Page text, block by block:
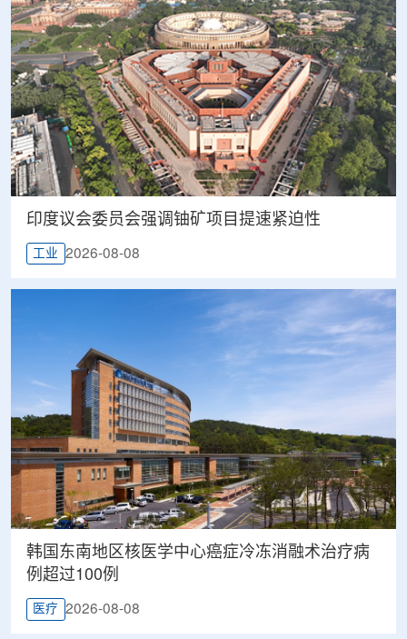
印度议会委员会强调铀矿项目提速紧迫性
工业 2026-08-08
韩国东南地区核医学中心癌症冷冻消融术治疗病
例超过100例
医疗 2026-08-08